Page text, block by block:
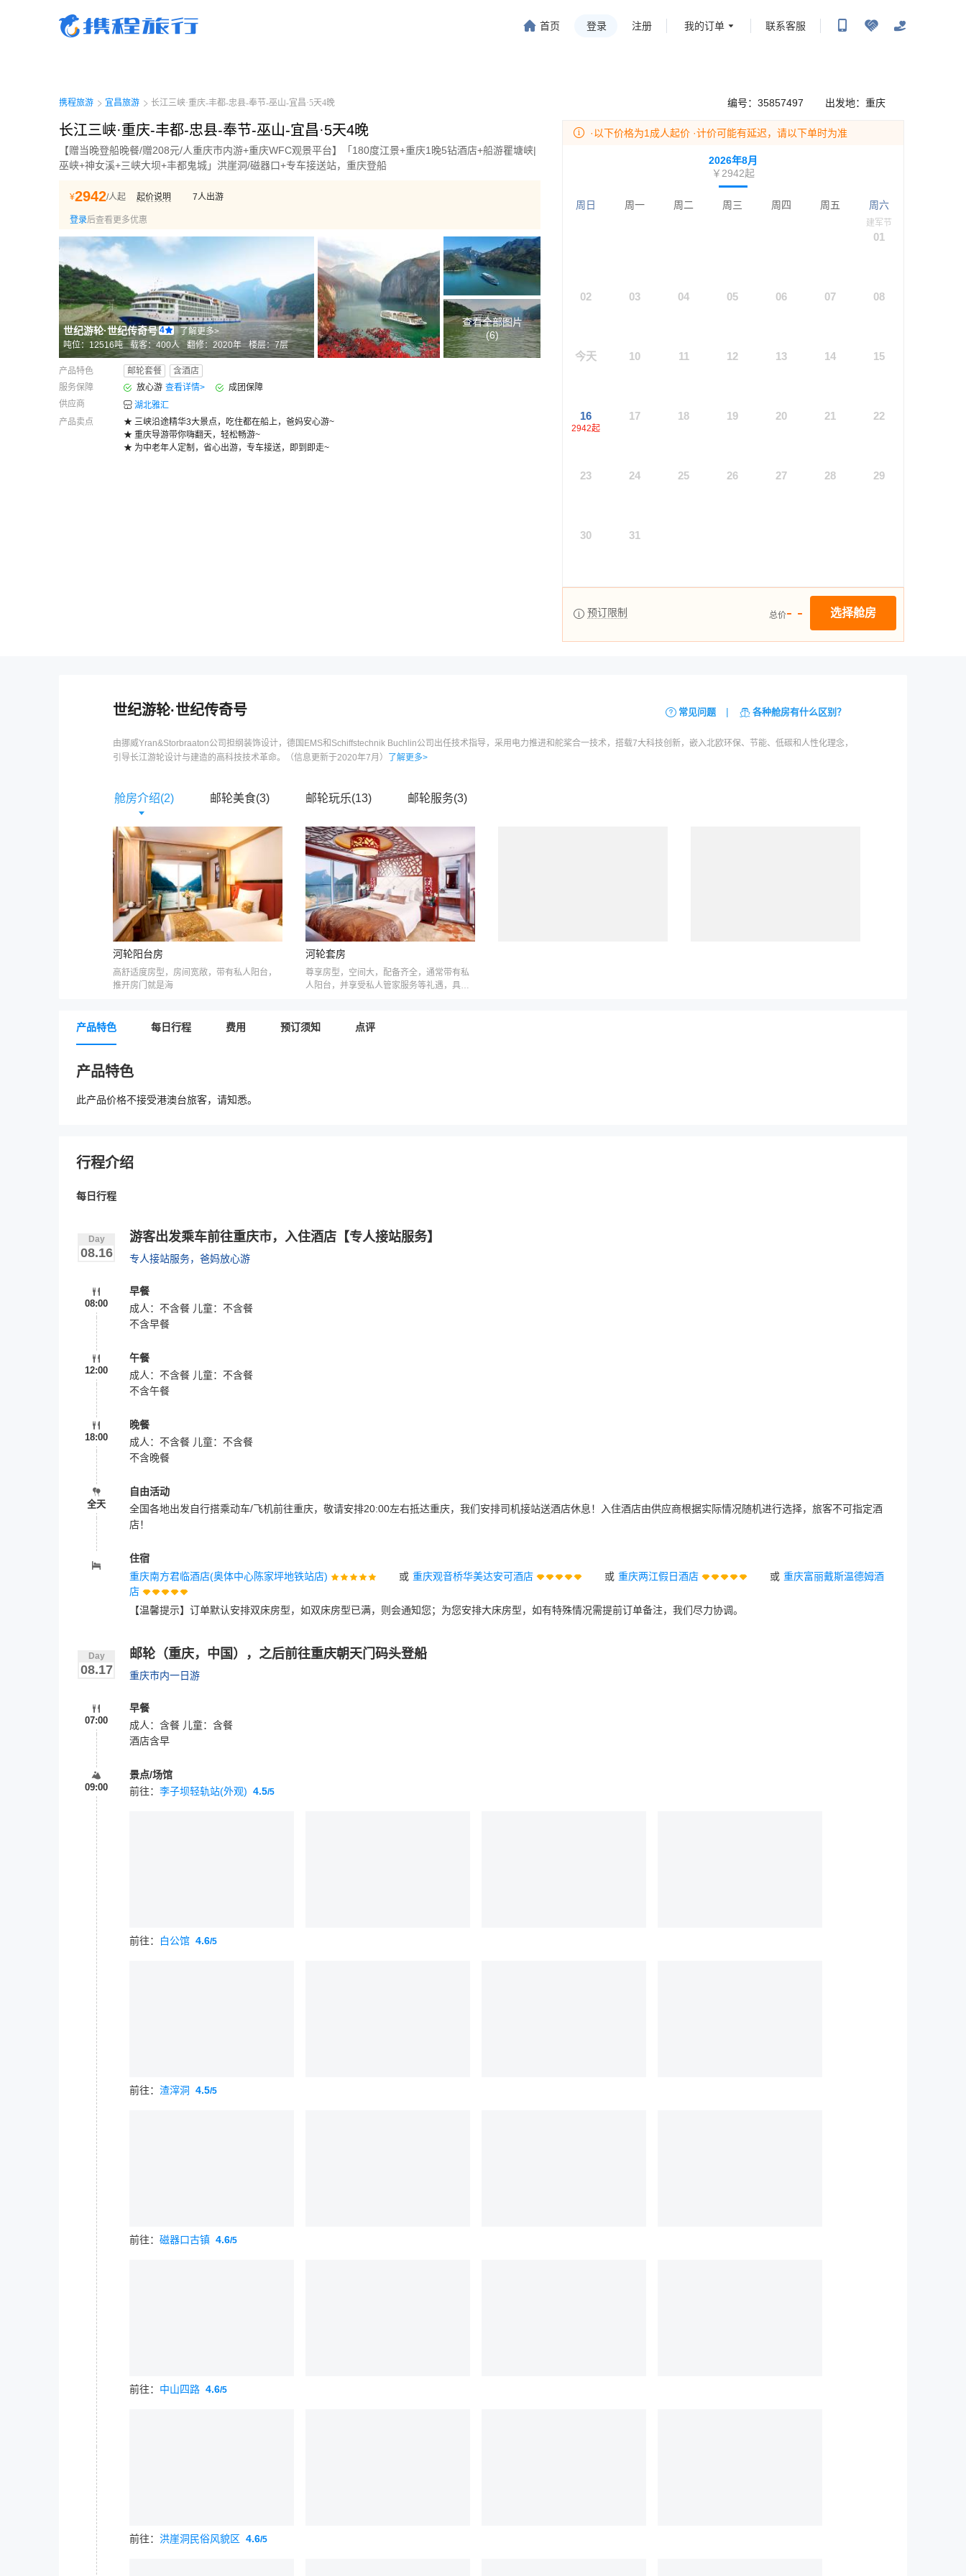
首页 登录 注册 我的订单 联系客服
携程旅游
宜昌旅游 长江三峡·重庆-丰都-忠县-奉节-巫山-宜昌·5天4晚
长江三峡·重庆-丰都-忠县-奉节-巫山-宜昌·5天4晚
【赠当晚登船晚餐/赠208元/人重庆市内游+重庆WFC观景平台】「180度江景+重庆1晚5钻酒店+船游瞿塘峡|
巫峡+神女溪+三峡大坝+丰都鬼城」洪崖洞/磁器口+专车接送站，重庆登船
¥2942/人起 起价说明 7人出游
登录后查看更多优惠
世纪游轮·世纪传奇号 4
了解更多>
吨位： 12516吨 载客：400人 翻修：2020年 楼层：7层
查看全部图片
(6)
产品特色 邮轮套餐
含酒店
服务保障
放心游 查看详情>
成团保障
供应商
湖北雅汇
产品卖点
★ 三峡沿途精华3大景点，吃住都在船上，爸妈安心游~
★ 重庆导游带你嗨翻天，轻松畅游~
★ 为中老年人定制，省心出游，专车接送，即到即走~
出发地： 重庆
编号： 35857497
·以下价格为1成人起价 ·计价可能有延迟，请以下单时为准
2026年8月
￥2942起
周日 周一 周二 周三 周四 周五 周六
建军节
01
02 03 04 05 06 07 08
今天 10 11 12 13 14 15
16
2942起
17 18 19 20 21 22
23 24 25 26 27 28 29
30 31
预订限制 选择舱房
总价- -
世纪游轮·世纪传奇号 常见问题 | 各种舱房有什么区别？
由挪威Yran&Storbraaton公司担纲装饰设计，德国EMS和Schiffstechnik Buchlin公司出任技术指导，采用电力推进和舵桨合一技术，搭载7大科技创新，嵌入北欧环保、节能、低碳和人性化理念，
引导长江游轮设计与建造的高科技技术革命。（信息更新于2020年7月）
了解更多>
舱房介绍(2) 邮轮美食(3) 邮轮玩乐(13) 邮轮服务(3)
河轮阳台房
高舒适度房型，房间宽敞，带有私人阳台，
推开房门就是海
河轮套房
尊享房型，空间大，配备齐全，通常带有私
人阳台，并享受私人管家服务等礼遇，具体
产品特色 每日行程 费用 预订须知 点评
产品特色
此产品价格不接受港澳台旅客，请知悉。
行程介绍
每日行程
Day
08.16
游客出发乘车前往重庆市，入住酒店【专人接站服务】
专人接站服务，爸妈放心游
08:00
早餐
成人：不含餐 儿童：不含餐
不含早餐
12:00
午餐
成人：不含餐 儿童：不含餐
不含午餐
18:00
晚餐
成人：不含餐 儿童：不含餐
不含晚餐
全天
自由活动
全国各地出发自行搭乘动车/飞机前往重庆，敬请安排20:00左右抵达重庆，我们安排司机接站送酒店休息！入住酒店由供应商根据实际情况随机进行选择，旅客不可指定酒
店！
住宿
重庆南方君临酒店(奥体中心陈家坪地铁站店)
或 重庆观音桥华美达安可酒店 或 重庆两江假日酒店 或 重庆富丽戴斯温德姆酒
店
【温馨提示】订单默认安排双床房型，如双床房型已满，则会通知您；为您安排大床房型，如有特殊情况需提前订单备注，我们尽力协调。
Day
08.17
邮轮（重庆，中国），之后前往重庆朝天门码头登船
重庆市内一日游
07:00
早餐
成人：含餐 儿童：含餐
酒店含早
09:00
景点/场馆
前往： 李子坝轻轨站(外观) 4.5/5
前往： 白公馆 4.6/5
前往： 渣滓洞 4.5/5
前往： 磁器口古镇 4.6/5
前往： 中山四路 4.6/5
前往： 洪崖洞民俗风貌区 4.6/5